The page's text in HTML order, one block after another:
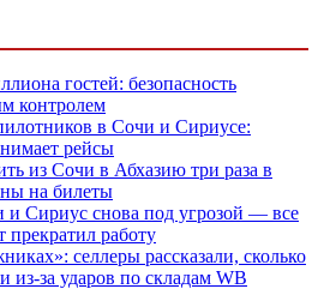
гостей: безопасность
контролем
в Сочи и Сириусе:
рейсы
из Сочи в Абхазию три раза в
на билеты
снова под угрозой — все
прекратил работу
селлеры рассказали, сколько
из-за ударов по складам WB